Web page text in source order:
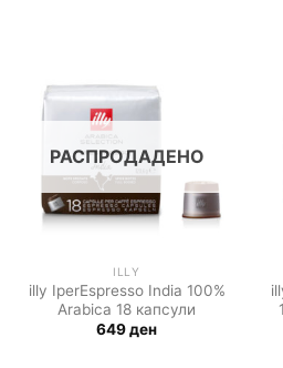
РАСПРОДАДЕНО
ILLY
illy IperEspresso India 100%
Arabica 18 капсули
649ден